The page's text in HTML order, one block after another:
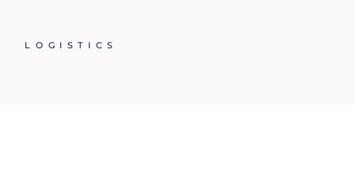
LOGISTICS